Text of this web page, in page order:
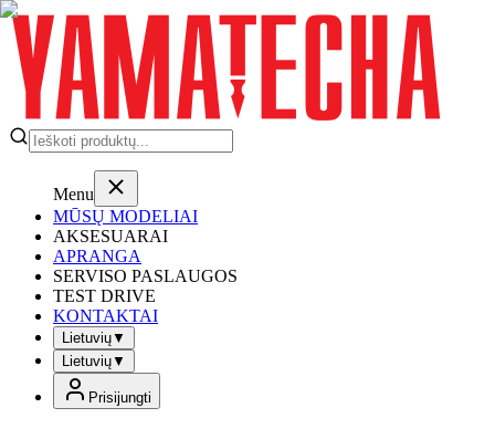
Menu
MŪSŲ MODELIAI
AKSESUARAI
APRANGA
SERVISO PASLAUGOS
TEST DRIVE
KONTAKTAI
Lietuvių▼
Lietuvių▼
Prisijungti